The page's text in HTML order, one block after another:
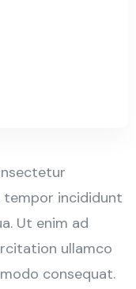
tempor incididunt
Ut enim ad
ullamco
consequat.